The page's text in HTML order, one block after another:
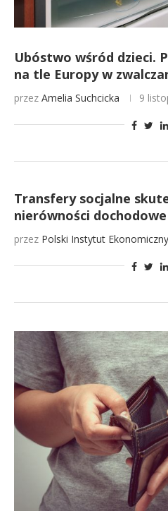
Ubóstwo wśród dzieci.
na tle Europy w
przez Amelia Suchcicka 9
Transfery socjalne
nierówności
przez Polski Instytut Ekonomiczny